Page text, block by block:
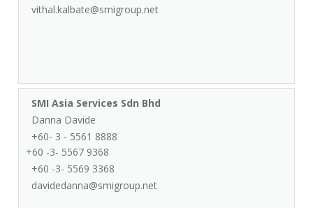
vithal.kalbate@smigroup.net
SMI Asia Services Sdn Bhd
Danna Davide
+60- 3 - 5561 8888
+60 -3- 5567 9368
+60 -3- 5569 3368
davidedanna@smigroup.net